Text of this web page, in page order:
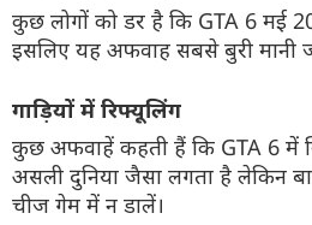
कुछ लोगों को डर है कि GTA 6 मई
इसलिए यह अफवाह सबसे बुरी मानी
गाड़ियों में रिफ्यूलिंग
कुछ अफवाहें कहती हैं कि GTA 6 में
असली दुनिया जैसा लगता है लेकिन
चीज गेम में न डालें।